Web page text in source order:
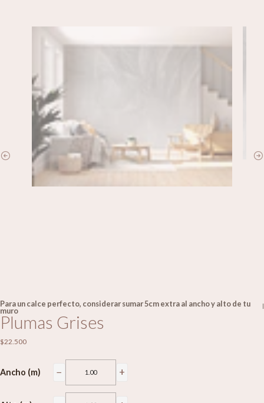
Para un calce perfecto, considerar sumar 5cm extra al ancho y alto de tu
muro
|
Plumas Grises
$22.500
Ancho (m) − +